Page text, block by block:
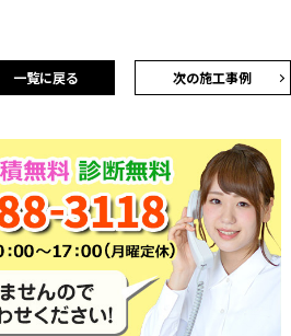
次の施工事例
一覧に戻る